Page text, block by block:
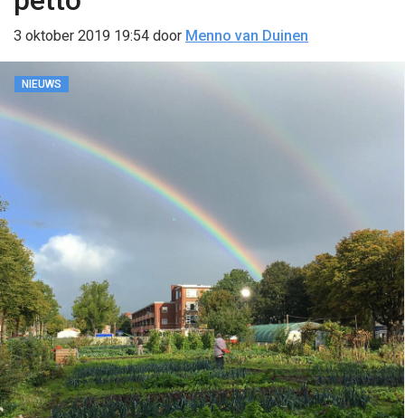
3 oktober 2019 19:54 door Menno van Duinen
NIEUWS